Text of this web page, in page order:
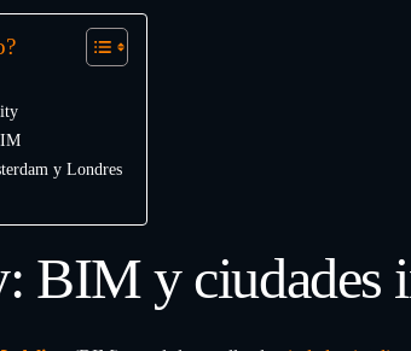
y Londres
BIM y ciudades